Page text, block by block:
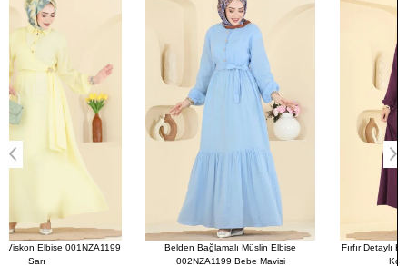
116
Belden Bağlamalı Müslin Elbise
Fırfır Detaylı Katlı Elbise 2667MSZ1172
Koyu Gül Kurusu